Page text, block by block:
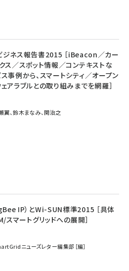
ジネス報告書2015 ［iBeacon／カー
ス／スポット情報／コンテキストな
事例から、スマートシティ／オープン
アラブルとの取り組みまでを網羅］
翼、鈴木まなみ、関治之
IP）とWi-SUN標準2015 ［具体
スマートグリッドへの展開］
ニューズレター編集部［編］